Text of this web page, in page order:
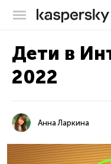
Дети в
2022